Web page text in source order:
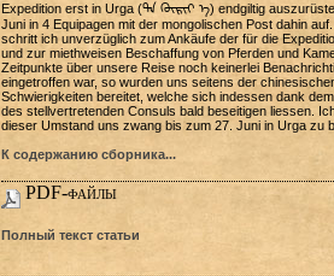
Expedition erst in Urga (ᠳᠠ ᠬᠦᠷᠢᠶ ᠡ) endgiltig
Juni in 4 Equipagen mit der mongolischen Post dahin
schritt ich unverzüglich zum Ankäufe der für die
und zur miethweisen Beschaffung von Pferden und
Zeitpunkte über unsere Reise noch keinerlei
eingetroffen war, so wurden uns seitens der
Schwierigkeiten bereitet, welche sich indessen dank
des stellvertretenden Consuls bald beseitigen liessen.
dieser Umstand uns zwang bis zum 27. Juni in Urga zu
К содержанию сборника...
PDF-файлы
Полный текст статьи